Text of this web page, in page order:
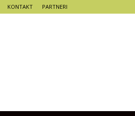
KONTAKT PARTNERI